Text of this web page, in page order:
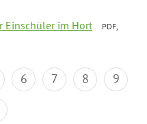
Einschüler im Hort
PDF,
6 7 8
9